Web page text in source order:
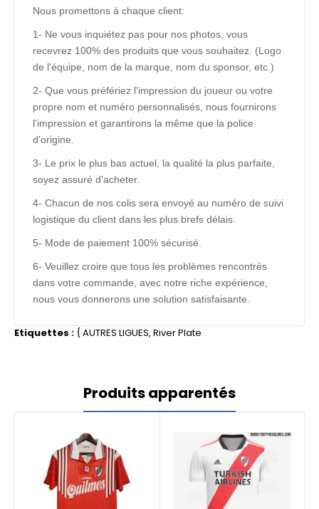
Nous promettons à chaque client:
1- Ne vous inquiétez pas pour nos photos, vous
recevrez 100% des produits que vous souhaitez. (Logo
de l'équipe, nom de la marque, nom du sponsor, etc.)
2- Que vous préfériez l'impression du joueur ou votre
propre nom et numéro personnalisés, nous fournirons
l'impression et garantirons la même que la police
d'origine.
3- Le prix le plus bas actuel, la qualité la plus parfaite,
soyez assuré d'acheter.
4- Chacun de nos colis sera envoyé au numéro de suivi
logistique du client dans les plus brefs délais.
5- Mode de paiement 100% sécurisé.
6- Veuillez croire que tous les problèmes rencontrés
dans votre commande, avec notre riche expérience,
nous vous donnerons une solution satisfaisante.
Etiquettes : {AUTRES LIGUES, River Plate
Produits apparentés